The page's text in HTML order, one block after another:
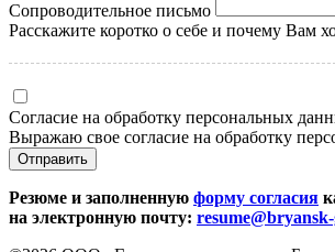
Сопроводительное письмо
Расскажите коротко о себе и почему Вам
Согласие на обработку персональных
Выражаю свое согласие на обработку
Резюме и заполненную форму согласия
на электронную почту: